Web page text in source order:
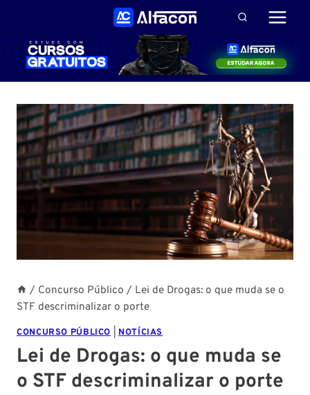
Conteúdo
/ Concurso Público / Lei de Drogas: o que muda se o
STF descriminalizar o porte
CONCURSO PÚBLICO NOTÍCIAS
Lei de Drogas: o que muda se
o STF descriminalizar o porte